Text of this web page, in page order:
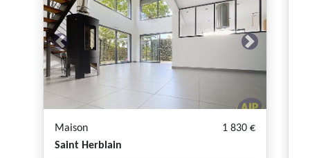
Previous Next
Maison
1 830 €
Saint Herblain